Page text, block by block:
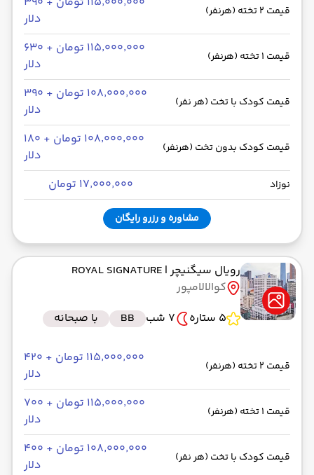
قیمت 2 تخته (هرنفر)
دلار
قیمت 1 تخته (هرنفر)
۱۱۵٬۰۰۰٬۰۰۰ تومان + ۶۳۰
دلار
قیمت کودک با تخت (هر نفر)
۱۰۸٬۰۰۰٬۰۰۰ تومان + ۳۹۰
دلار
قیمت کودک بدون تخت (هرنفر)
۱۰۸٬۰۰۰٬۰۰۰ تومان + ۱۸۰
دلار
نوزاد ۱۷٬۰۰۰٬۰۰۰ تومان
مشاوره و رزرو رایگان
رویال سیگنیچر| ROYAL SIGNATURE
کوالالامپور
5 ستاره
7 شب BB با صبحانه
قیمت 2 تخته (هرنفر)
۱۱۵٬۰۰۰٬۰۰۰ تومان + ۴۲۰
دلار
قیمت 1 تخته (هرنفر)
۱۱۵٬۰۰۰٬۰۰۰ تومان + ۷۰۰
دلار
قیمت کودک با تخت (هر نفر)
۱۰۸٬۰۰۰٬۰۰۰ تومان + ۴۰۰
دلار